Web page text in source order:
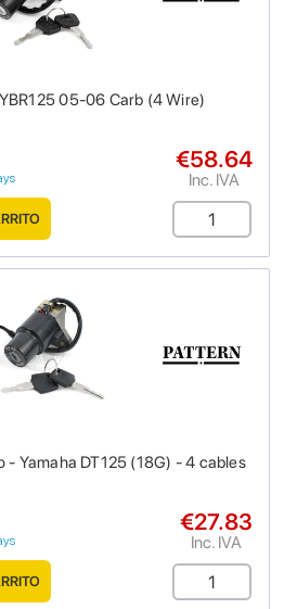
05-06 Carb (4 Wire)
€58.64
Inc. IVA
- Yamaha DT125 (18G) - 4 cables
€27.83
Inc. IVA